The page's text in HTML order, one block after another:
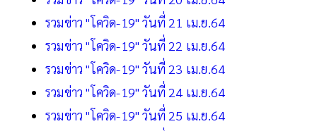
รวมข่าว "โควิด-19" วันที่ 21 เม.ย.64
รวมข่าว "โควิด-19" วันที่ 22 เม.ย.64
รวมข่าว "โควิด-19" วันที่ 23 เม.ย.64
รวมข่าว "โควิด-19" วันที่ 24 เม.ย.64
รวมข่าว "โควิด-19" วันที่ 25 เม.ย.64